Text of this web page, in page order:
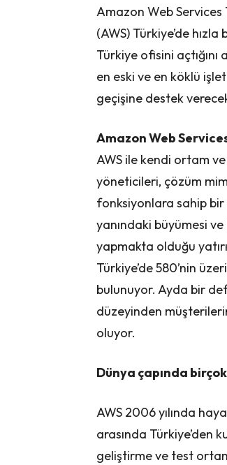
Amazon Web Services
(AWS) Türkiye’de
Türkiye ofisini
en eski ve en köklü
geçişine destek
Amazon Web
AWS ile kendi ortam
yöneticileri, çözüm
fonksiyonlara sahip bir
yanındaki büyümesi
yapmakta olduğu
Türkiye’de 580’nin
bulunuyor. Ayda bir
düzeyinden
oluyor.
Dünya çapında
AWS 2006 yılında
arasında Türkiye’den
geliştirme ve test